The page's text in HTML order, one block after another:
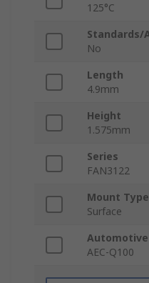
125°C
Standards/
No
Length
4.9mm
Height
1.575mm
Series
FAN3122
Mount Type
Surface
AEC-Q100